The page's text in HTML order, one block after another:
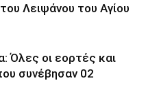
Λειψάνου του Αγίου
Όλες οι εορτές και
συνέβησαν 02